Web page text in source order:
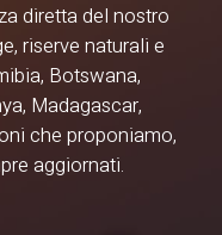
diretta del nostro
riserve naturali e
Botswana,
Madagascar,
che proponiamo,
aggiornati.